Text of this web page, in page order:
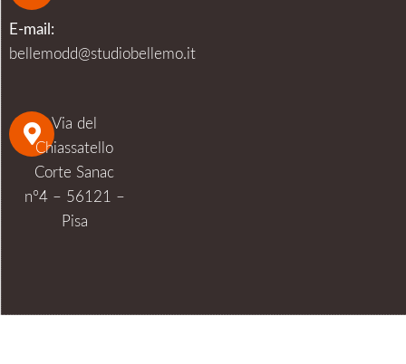
E-mail:
bellemodd@studiobellemo.it
Via del
Chiassatello
Corte Sanac
n°4 – 56121 –
Pisa